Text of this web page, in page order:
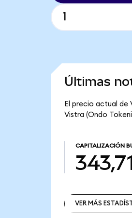
Últimas
El precio actual de
Vistra (Ondo
CAPITALIZACIÓN
VER MÁS